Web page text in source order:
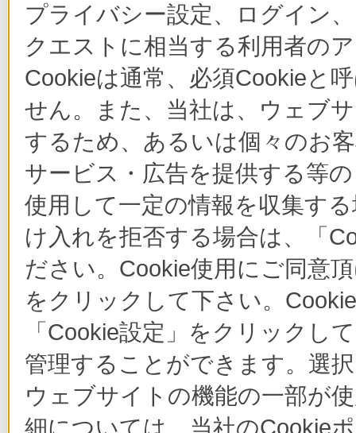
プライバシー設定、ログイン
クエストに相当する利用者の
Cookieは通常、必須Cookieと
せん。また、当社は、ウェブ
するため、あるいは個々のお
サービス・広告を提供する等
使用して一定の情報を収集す
け入れを拒否する場合は、「
ださい。Cookie使用にご同意
をクリックして下さい。
「Cookie設定」をクリックし
管理することができます。選
ウェブサイトの機能の一部が
細については、当社のCookie